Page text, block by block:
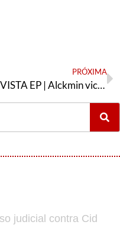
PRÓXIMA
REVISTA EP | Alckmin vice: argumentos a favor e contraindicações
judicial contra Cid